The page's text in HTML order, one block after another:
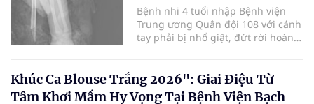
Bệnh nhi 4 tuổi nhập Bệnh viện
Trung ương Quân đội 108 với cánh
tay phải bị nhổ giật, đứt rời hoàn
thương nặng và thời gian thiếu
máu kéo dài, các bác sĩ đã tái lập
Khúc Ca Blouse Trắng 2026": Giai Điệu Từ
Tâm Khơi Mầm Hy Vọng Tại Bệnh Viện Bạch